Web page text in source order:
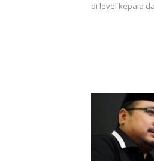
di level kepala